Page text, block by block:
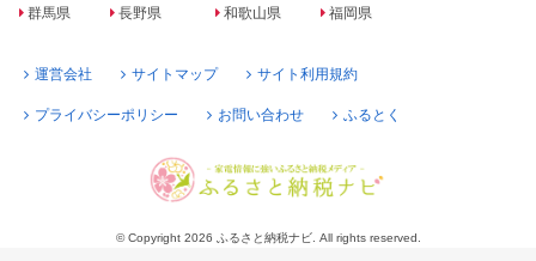
群馬県
長野県
和歌山県
福岡県
運営会社 サイトマップ サイト利用規約
プライバシーポリシー お問い合わせ ふるとく
© Copyright 2026 ふるさと納税ナビ. All rights reserved.